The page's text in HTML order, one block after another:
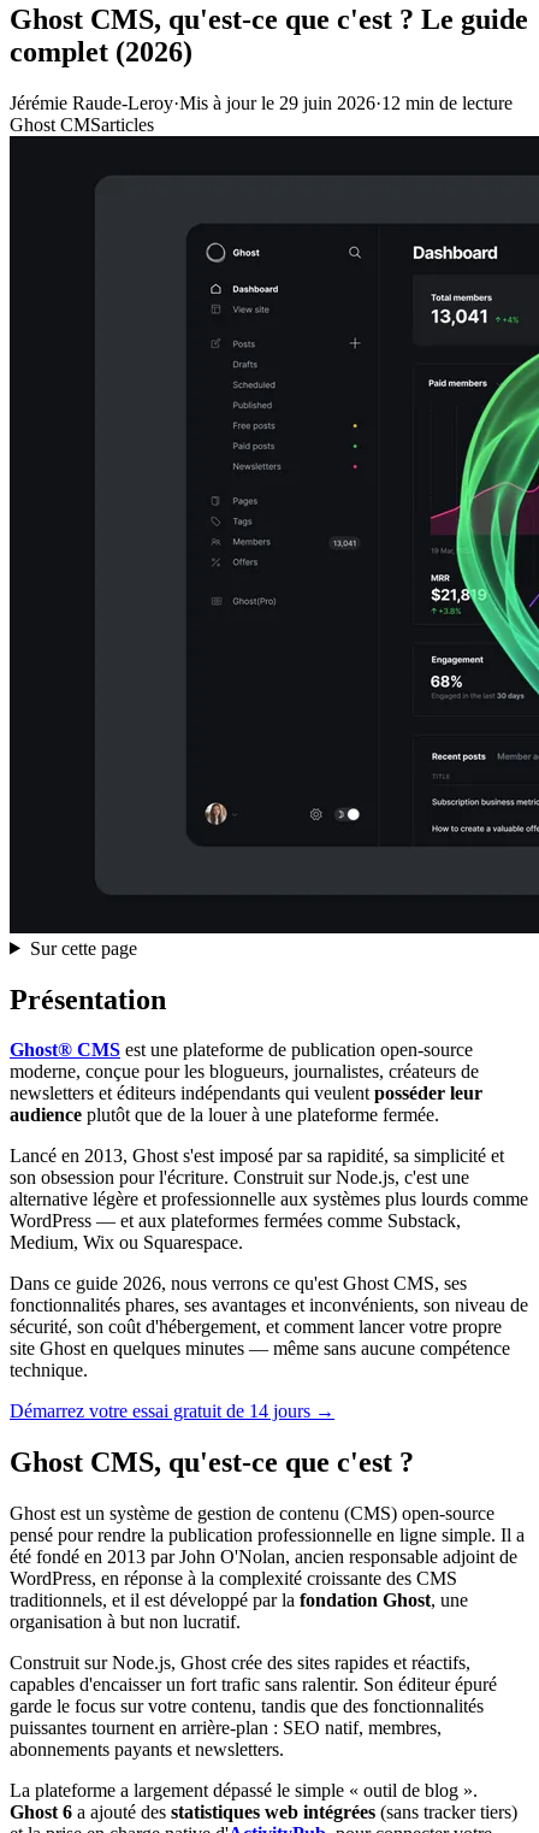
Ghost CMS, qu'est-ce que c'est ? Le guide
complet (2026)
Jérémie Raude-Leroy·Mis à jour le 29 juin 2026·12 min de lecture
Ghost CMSarticles
Sur cette page
Présentation
Ghost® CMS est une plateforme de publication open-source
moderne, conçue pour les blogueurs, journalistes, créateurs de
newsletters et éditeurs indépendants qui veulentposséder leur
audience plutôt que de la louer à une plateforme fermée.
Lancé en 2013, Ghost s'est imposé par sa rapidité, sa simplicité et
son obsession pour l'écriture. Construit sur Node.js, c'est une
alternative légère et professionnelle aux systèmes plus lourds comme
WordPress — et aux plateformes fermées comme Substack,
Medium, Wix ou Squarespace.
Dans ce guide 2026, nous verrons ce qu'est Ghost CMS, ses
fonctionnalités phares, ses avantages et inconvénients, son niveau de
sécurité, son coût d'hébergement, et comment lancer votre propre
site Ghost en quelques minutes — même sans aucune compétence
technique.
Démarrez votre essai gratuit de 14 jours →
Ghost CMS, qu'est-ce que c'est ?
Ghost est un système de gestion de contenu (CMS) open-source
pensé pour rendre la publication professionnelle en ligne simple. Il a
été fondé en 2013 par John O'Nolan, ancien responsable adjoint de
WordPress, en réponse à la complexité croissante des CMS
traditionnels, et il est développé par la fondation Ghost, une
organisation à but non lucratif.
Construit sur Node.js, Ghost crée des sites rapides et réactifs,
capables d'encaisser un fort trafic sans ralentir. Son éditeur épuré
garde le focus sur votre contenu, tandis que des fonctionnalités
puissantes tournent en arrière-plan : SEO natif, membres,
abonnements payants et newsletters.
La plateforme a largement dépassé le simple « outil de blog ».
Ghost 6 a ajouté des statistiques web intégrées (sans tracker tiers)